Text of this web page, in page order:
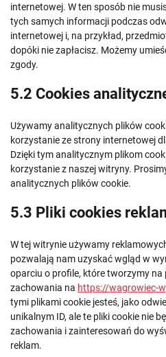
internetowej. W ten sposób nie
tych samych informacji podczas
internetowej i, na przykład,
dopóki nie zapłacisz. Możemy
zgody.
5.2 Cookies
Używamy analitycznych plików
korzystanie ze strony internetowej
Dzięki tym analitycznym plikom
korzystanie z naszej witryny.
analitycznych plików cookie.
5.3 Pliki cookies
W tej witrynie używamy
pozwalają nam uzyskać wgląd w
oparciu o profile, które tworzymy
zachowania na https://wagrowiec-
tymi plikami cookie jesteś, jako
unikalnym ID, ale te pliki cookie nie
zachowania i zainteresowań do
reklam.